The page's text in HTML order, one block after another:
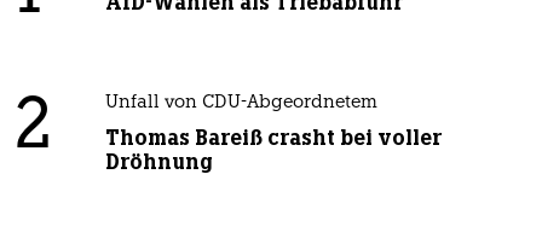
2 Unfall von CDU-Abgeordnetem
Thomas Bareiß crasht bei voller
Dröhnung